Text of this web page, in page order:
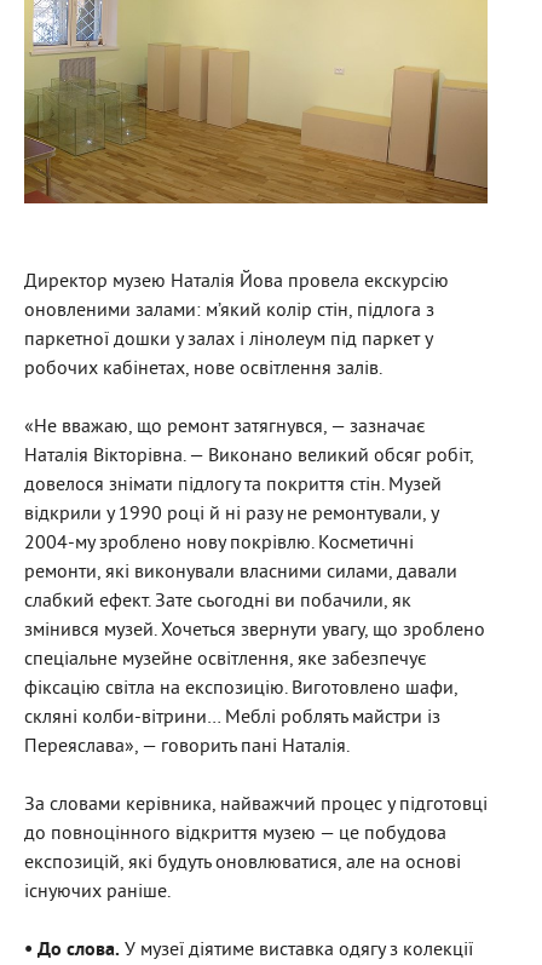
Директор музею Наталія Йова провела екскурсію
оновленими залами: м’який колір стін, підлога з
паркетної дошки у залах і лінолеум під паркет у
робочих кабінетах, нове освітлення залів.
«Не вважаю, що ремонт затягнувся, — зазначає
Наталія Вікторівна. — Виконано великий обсяг робіт,
довелося знімати підлогу та покриття стін. Музей
відкрили у 1990 році й ні разу не ремонтували, у
2004-му зроблено нову покрівлю. Косметичні
ремонти, які виконували власними силами, давали
слабкий ефект. Зате сьогодні ви побачили, як
змінився музей. Хочеться звернути увагу, що зроблено
спеціальне музейне освітлення, яке забезпечує
фіксацію світла на експозицію. Виготовлено шафи,
скляні колби-вітрини… Меблі роблять майстри із
Переяслава», — говорить пані Наталія.
За словами керівника, найважчий процес у підготовці
до повноцінного відкриття музею — це побудова
експозицій, які будуть оновлюватися, але на основі
існуючих раніше.
• До слова. У музеї діятиме виставка одягу з колекції